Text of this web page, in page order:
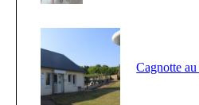
Cagnotte